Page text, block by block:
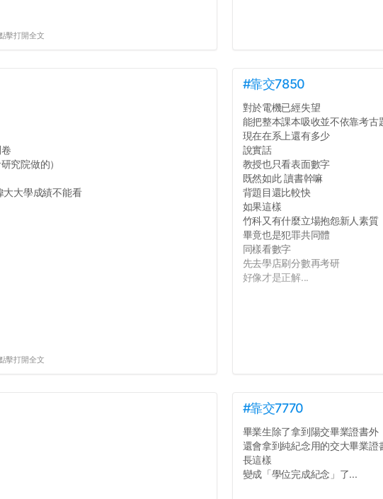
擊打開全文
究院做的）
大大學成績不能看
擊打開全文
#靠交7850
對於電機已經失望
能把整本課本吸收並不依靠考古
現在在系上還有多少
說實話
教授也只看表面數字
既然如此 讀書幹嘛
背題目還比較快
如果這樣
竹科又有什麼立場抱怨新人素質
畢竟也是犯罪共同體
同樣看數字
先去學店刷分數再考研
好像才是正解...
#靠交7770
畢業生除了拿到陽交畢業證書外
還會拿到純紀念用的交大畢業證
長這樣
變成「學位完成紀念」了...